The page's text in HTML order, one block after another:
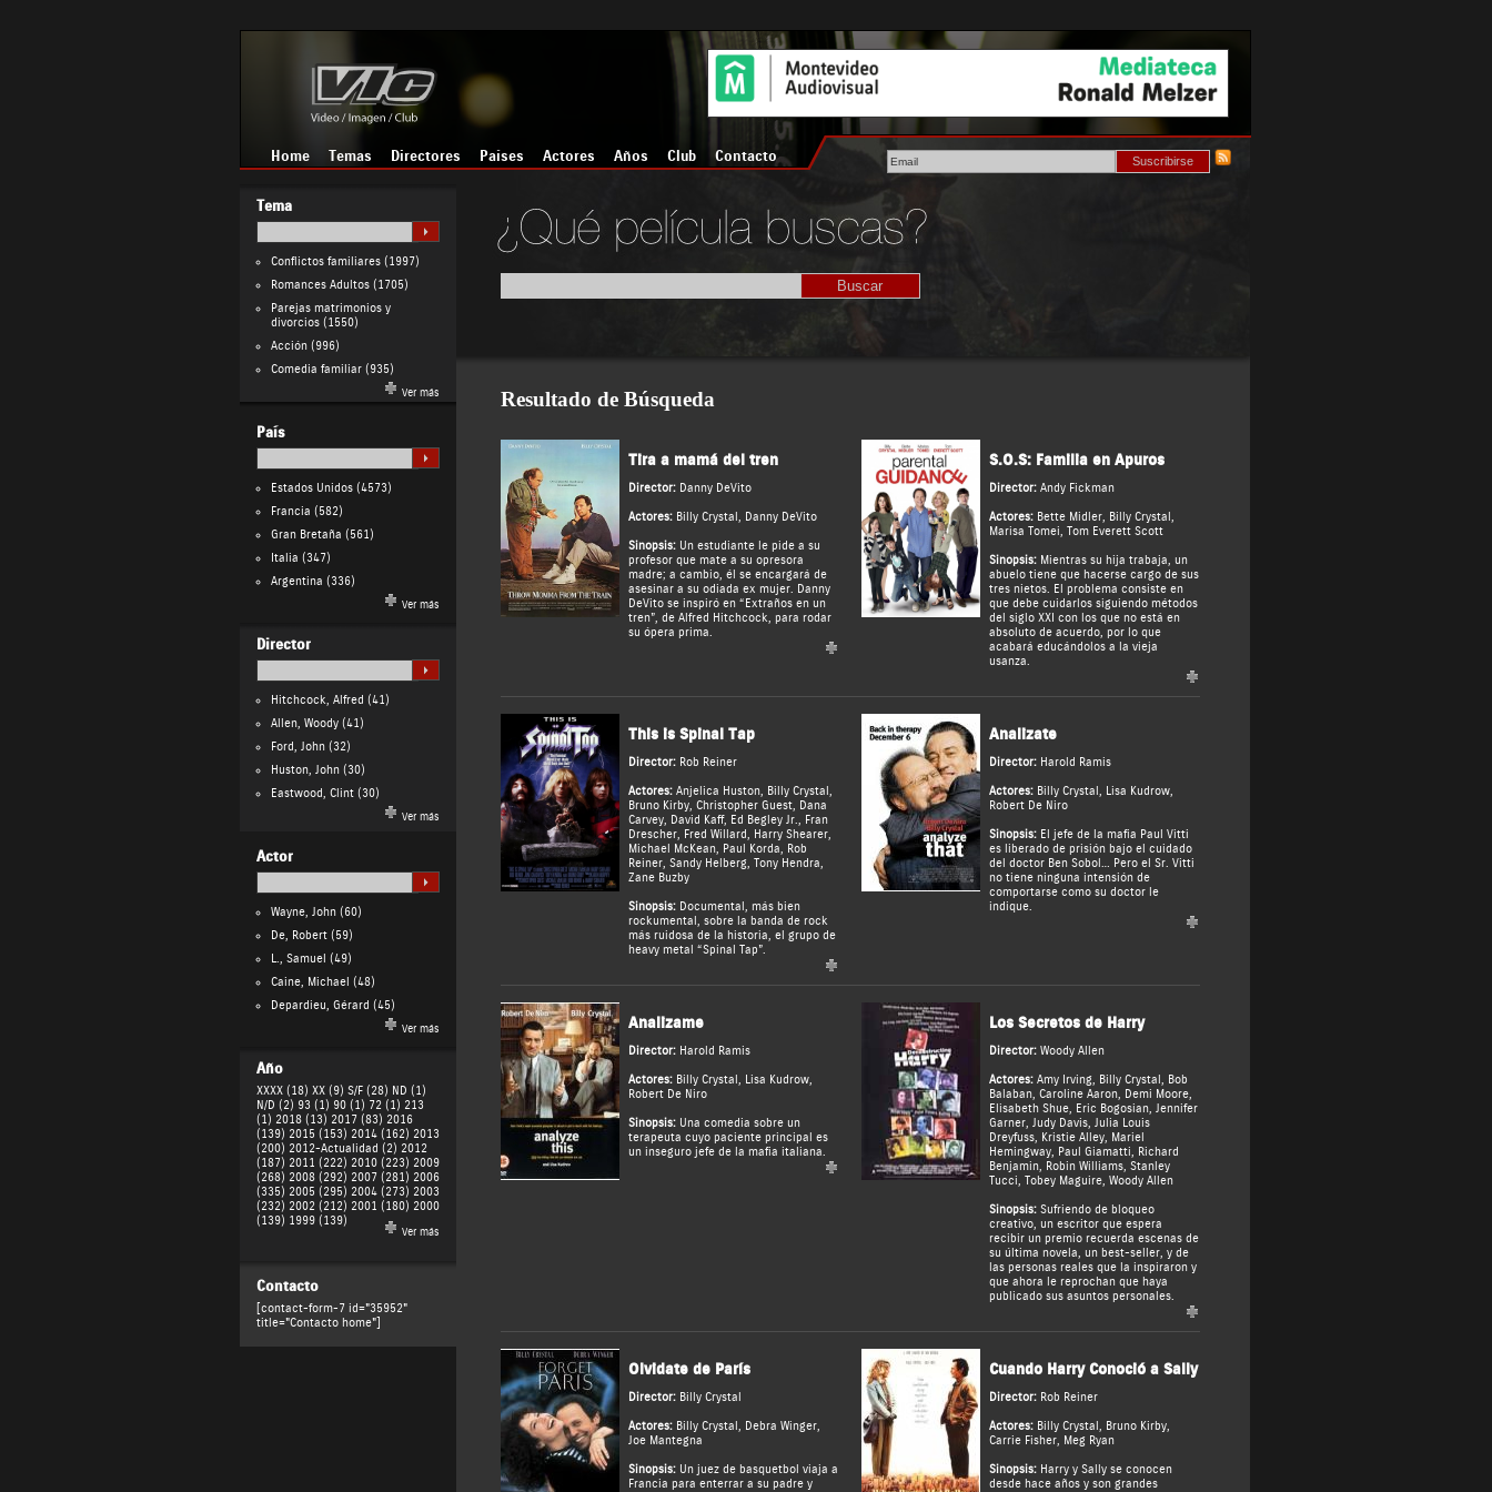
Home Temas Directores Países Actores Años Club Contacto
Tema
Conflictos familiares(1997)
Romances Adultos(1705)
Parejas matrimonios y
divorcios(1550)
Acción(996)
Comedia familiar(935)
Ver más
País
Estados Unidos(4573)
Francia (582)
Gran Bretaña (561)
Italia (347)
Argentina (336)
Ver más
Director
Hitchcock, Alfred (41)
Allen, Woody(41)
Ford, John(32)
Huston, John(30)
Eastwood, Clint(30)
Ver más
Actor
Wayne, John(60)
De, Robert(59)
L., Samuel (49)
Caine, Michael (48)
Depardieu, Gérard (45)
Ver más
Año
XXXX (18) XX (9) S/F (28) ND (1)
N/D (2) 93 (1) 90 (1) 72 (1) 213
(1) 2018 (13) 2017 (83) 2016
(139) 2015 (153) 2014 (162) 2013
(200) 2012-Actualidad (2) 2012
(187) 2011 (222) 2010 (223) 2009
(268) 2008 (292) 2007 (281) 2006
(335) 2005 (295) 2004 (273) 2003
(232) 2002 (212) 2001 (180) 2000
(139) 1999 (139)
Ver más
Contacto
[contact-form-7 id="35952"
title="Contacto home"]
Resultado de Búsqueda
Tira a mamá del tren
Director: Danny DeVito
Actores: Billy Crystal , Danny DeVito
Sinopsis:Un estudiante le pide a su
profesor que mate a su opresora
madre; a cambio, él se encargará de
asesinar a su odiada ex mujer. Danny
DeVito se inspiró en “Extraños en un
tren”, de Alfred Hitchcock, para rodar
su ópera prima.
S.O.S: Familia en Apuros
Director: Andy Fickman
Actores: Bette Midler, Billy Crystal ,
Marisa Tomei, Tom Everett Scott
Sinopsis:Mientras su hija trabaja, un
abuelo tiene que hacerse cargo de sus
tres nietos. El problema consiste en
que debe cuidarlos siguiendo métodos
del siglo XXI con los que no está en
absoluto de acuerdo, por lo que
acabará educándolos a la vieja
usanza.
This is Spinal Tap
Director: Rob Reiner
Actores: Anjelica Huston, Billy Crystal ,
Bruno Kirby, Christopher Guest, Dana
Carvey, David Kaff, Ed Begley Jr., Fran
Drescher, Fred Willard, Harry Shearer,
Michael McKean, Paul Korda, Rob
Reiner, Sandy Helberg, Tony Hendra,
Zane Buzby
Sinopsis:Documental, más bien
rockumental, sobre la banda de rock
más ruidosa de la historia, el grupo de
heavy metal “Spinal Tap”.
Analizate
Director: Harold Ramis
Actores: Billy Crystal , Lisa Kudrow,
Robert De Niro
Sinopsis:El jefe de la mafia Paul Vitti
es liberado de prisión bajo el cuidado
del doctor Ben Sobol… Pero el Sr. Vitti
no tiene ninguna intensión de
comportarse como su doctor le
indique.
Analizame
Director: Harold Ramis
Actores: Billy Crystal , Lisa Kudrow,
Robert De Niro
Sinopsis:Una comedia sobre un
terapeuta cuyo paciente principal es
un inseguro jefe de la mafia italiana.
Los Secretos de Harry
Director: Woody Allen
Actores: Amy Irving, Billy Crystal , Bob
Balaban, Caroline Aaron, Demi Moore,
Elisabeth Shue, Eric Bogosian, Jennifer
Garner, Judy Davis, Julia Louis
Dreyfuss, Kristie Alley, Mariel
Hemingway, Paul Giamatti, Richard
Benjamin, Robin Williams, Stanley
Tucci, Tobey Maguire, Woody Allen
Sinopsis:Sufriendo de bloqueo
creativo, un escritor que espera
recibir un premio recuerda escenas de
su última novela, un best-seller, y de
las personas reales que la inspiraron y
que ahora le reprochan que haya
publicado sus asuntos personales.
Olvidate de París
Director: Billy Crystal
Actores: Billy Crystal , Debra Winger,
Joe Mantegna
Sinopsis:Un juez de basquetbol viaja a
Francia para enterrar a su padre y
Cuando Harry Conoció a Sally
Director: Rob Reiner
Actores: Billy Crystal , Bruno Kirby,
Carrie Fisher, Meg Ryan
Sinopsis:Harry y Sally se conocen
desde hace años y son grandes